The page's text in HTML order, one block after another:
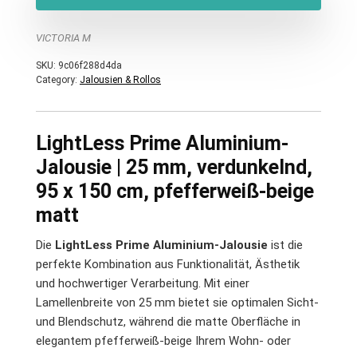
VICTORIA M
SKU: 9c06f288d4da
Category: Jalousien & Rollos
LightLess Prime Aluminium-
Jalousie | 25 mm, verdunkelnd,
95 x 150 cm, pfefferweiß-beige
matt
Die LightLess Prime Aluminium-Jalousie ist die
perfekte Kombination aus Funktionalität, Ästhetik
und hochwertiger Verarbeitung. Mit einer
Lamellenbreite von 25 mm bietet sie optimalen Sicht-
und Blendschutz, während die matte Oberfläche in
elegantem pfefferweiß-beige Ihrem Wohn- oder